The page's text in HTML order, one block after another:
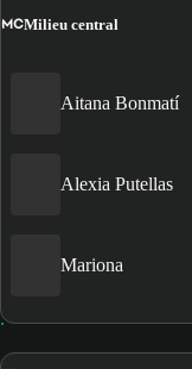
MCMilieu central
Aitana Bonmatí
Alexia Putellas
Mariona